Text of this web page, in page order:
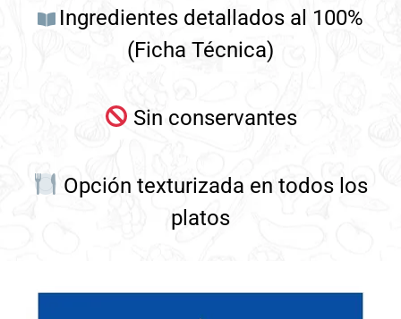
Ingredientes detallados al 100%
(Ficha Técnica)
Sin conservantes
Opción texturizada en todos los
platos